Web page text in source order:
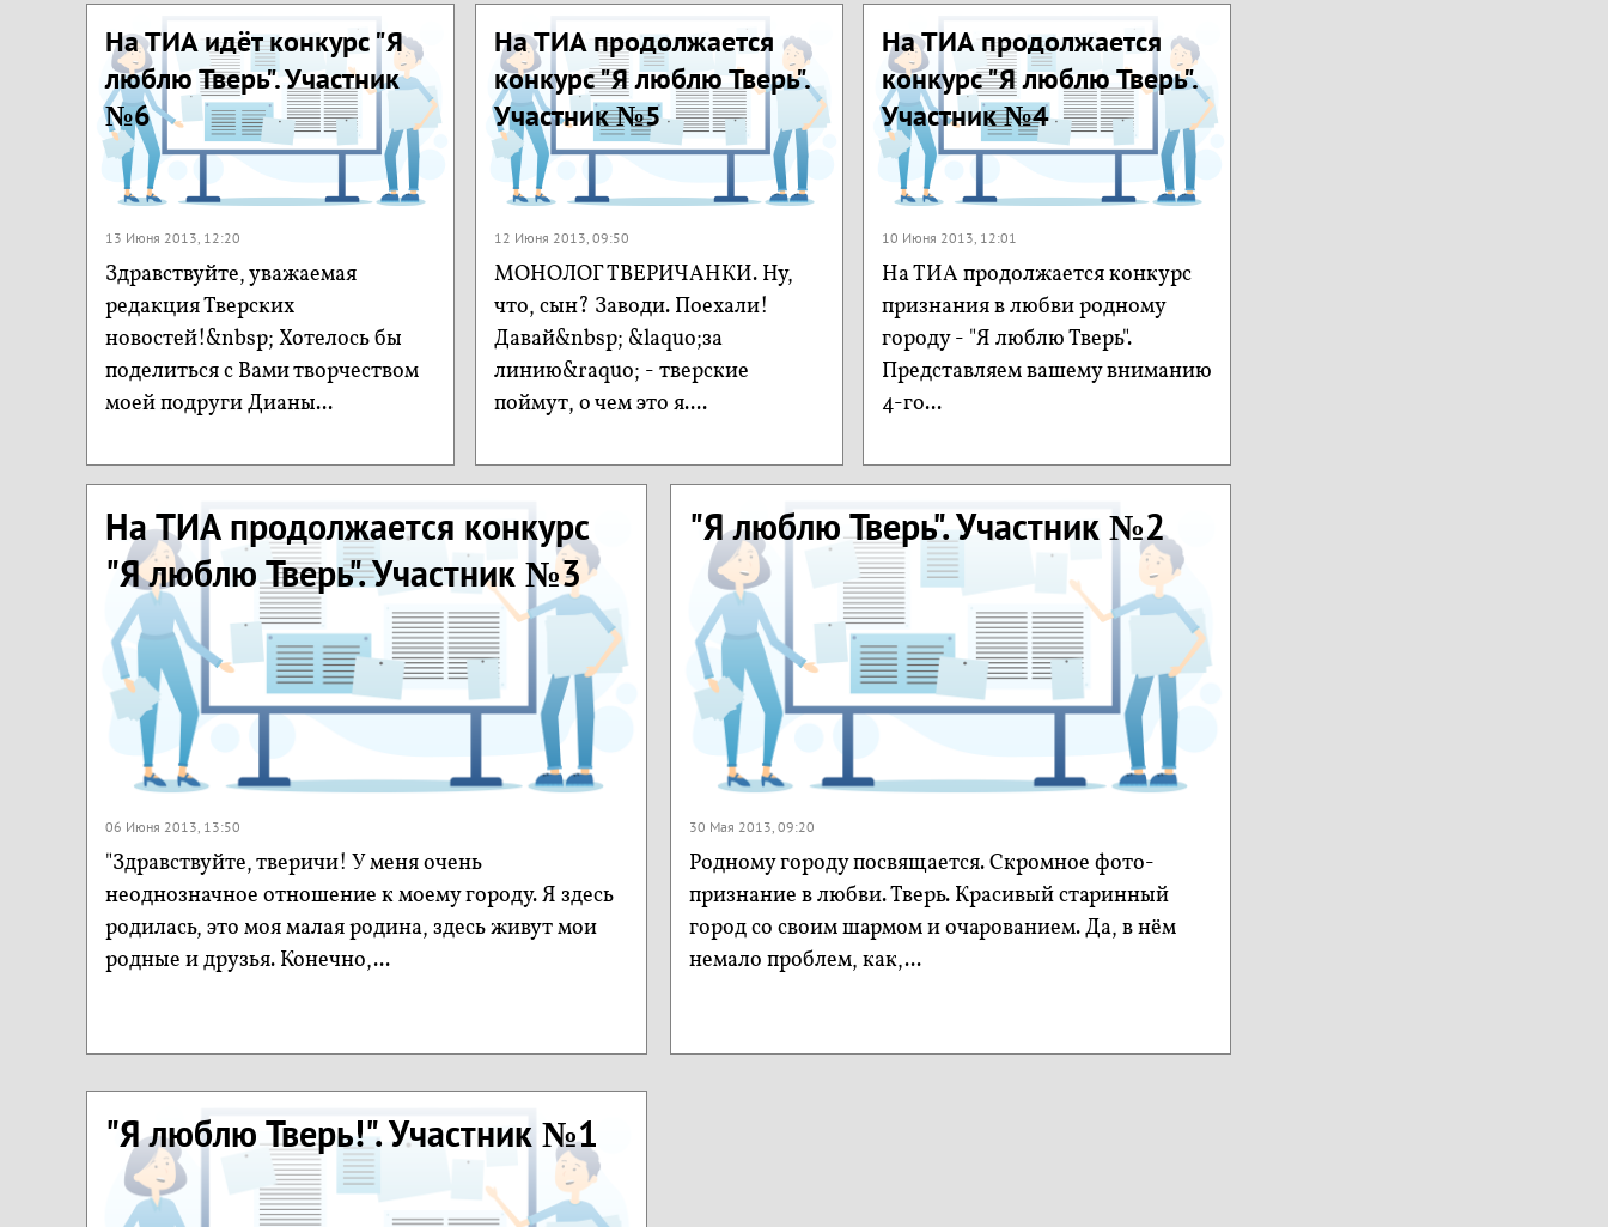
На ТИА идёт конкурс "Я
люблю Тверь". Участник
№6
13 Июня 2013, 12:20
Здравствуйте, уважаемая
редакция Тверских
новостей!&nbsp; Хотелось бы
поделиться с Вами творчеством
моей подруги Дианы...
На ТИА продолжается
конкурс "Я люблю Тверь".
Участник №5
12 Июня 2013, 09:50
МОНОЛОГ ТВЕРИЧАНКИ. Ну,
что, сын? Заводи. Поехали!
Давай&nbsp; &laquo;за
линию&raquo; - тверские
поймут, о чем это я....
На ТИА продолжается
конкурс "Я люблю Тверь".
Участник №4
10 Июня 2013, 12:01
На ТИА продолжается конкурс
признания в любви родному
городу - "Я люблю Тверь".
Представляем вашему вниманию
4-го...
На ТИА продолжается конкурс
"Я люблю Тверь". Участник №3
06 Июня 2013, 13:50
"Здравствуйте, тверичи! У меня очень
неоднозначное отношение к моему городу. Я здесь
родилась, это моя малая родина, здесь живут мои
родные и друзья. Конечно,...
"Я люблю Тверь". Участник №2
30 Мая 2013, 09:20
Родному городу посвящается. Скромное фото-
признание в любви. Тверь. Красивый старинный
город со своим шармом и очарованием. Да, в нём
немало проблем, как,...
"Я люблю Тверь!". Участник №1